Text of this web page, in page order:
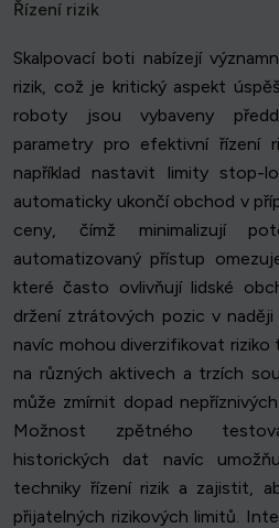
Řízení rizik
Skalpovací boti nabízejí
rizik, což je kritický aspekt
roboty jsou vybaveny
parametry pro efektivní řízení
například nastavit limity
automaticky ukončí obchod v
ceny, čímž minimalizují
automatizovaný přístup
které často ovlivňují lidské
držení ztrátových pozic v naději
navíc mohou diverzifikovat
na různých aktivech a trzích
může zmírnit dopad
Možnost zpětného
historických dat navíc
techniky řízení rizik a zajistit,
přijatelných rizikových limitů.